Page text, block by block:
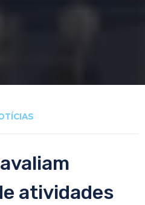
atividades